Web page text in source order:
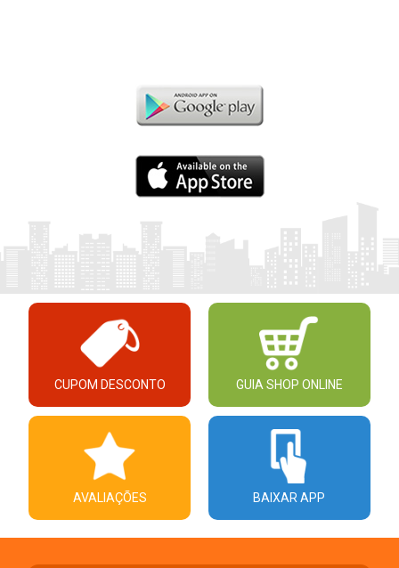
CUPOM DESCONTO GUIA SHOP ONLINE
AVALIAÇÕES BAIXAR APP